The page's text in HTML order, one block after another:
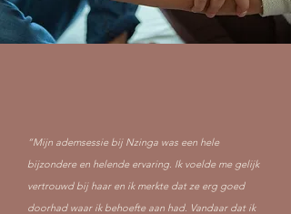
“Mijn ademsessie bij Nzinga was een hele
bijzondere en helende ervaring. Ik voelde me gelijk
vertrouwd bij haar en ik merkte dat ze erg goed
doorhad waar ik behoefte aan had. Vandaar dat ik